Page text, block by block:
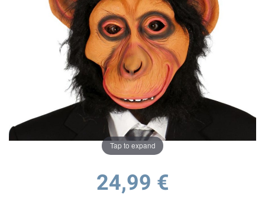
Tap to expand
24,99 €